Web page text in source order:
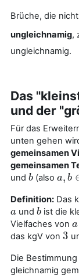
Brüche, die
ungleichnamig,
ungleichnamig.
Das
und der
Für das
unten gehen
gemeinsamen
gemeinsamen
und b
b(also a, b
a,b∈
Definition: Das
a
a undb
b ist die
Vielfaches von a
a
das kgV von 3
3
Die
gleichnamig